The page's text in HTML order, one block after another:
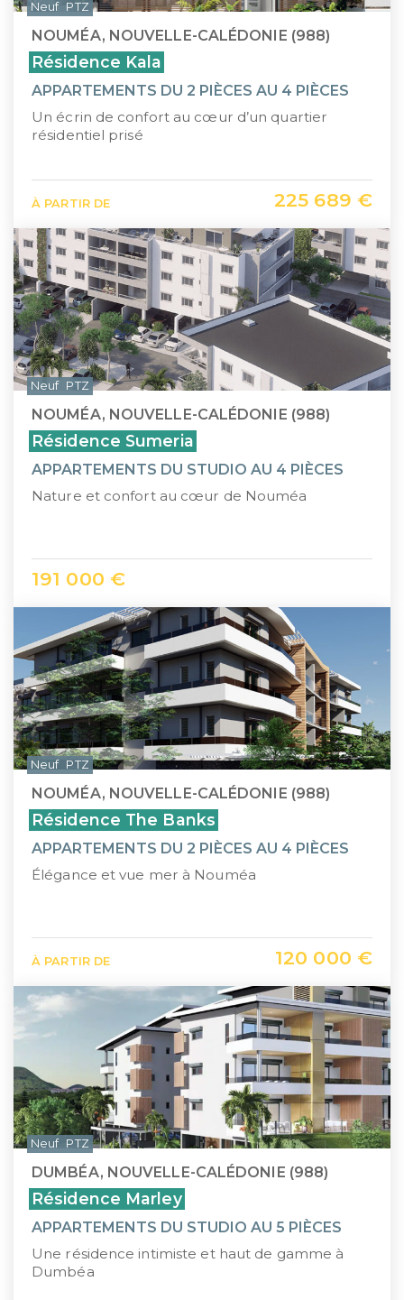
NOUMÉA, NOUVELLE-CALÉDONIE (988)
Résidence Kala
APPARTEMENTS DU 2 PIÈCES AU 4 PIÈCES
Un écrin de confort au cœur d’un quartier
résidentiel prisé
À PARTIR DE 225 689 €
Neuf PTZ
NOUMÉA, NOUVELLE-CALÉDONIE (988)
Résidence Sumeria
APPARTEMENTS DU STUDIO AU 4 PIÈCES
Nature et confort au cœur de Nouméa
191 000 €
Neuf PTZ
NOUMÉA, NOUVELLE-CALÉDONIE (988)
Résidence The Banks
APPARTEMENTS DU 2 PIÈCES AU 4 PIÈCES
Élégance et vue mer à Nouméa
À PARTIR DE 120 000 €
Neuf PTZ
DUMBÉA, NOUVELLE-CALÉDONIE (988)
Résidence Marley
APPARTEMENTS DU STUDIO AU 5 PIÈCES
Une résidence intimiste et haut de gamme à
Dumbéa
Neuf PTZ